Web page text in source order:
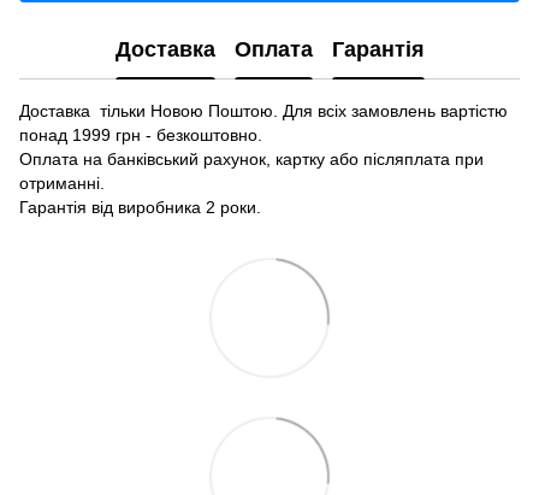
Доставка Оплата Гарантія
Доставка тільки Новою Поштою. Для всіх замовлень вартістю
понад 1999 грн - безкоштовно.
Оплата на банківський рахунок, картку або післяплата при
отриманні.
Гарантія від виробника 2 роки.